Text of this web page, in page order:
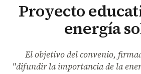
Proyecto
energía
El objetivo del convenio,
"difundir la importancia de la